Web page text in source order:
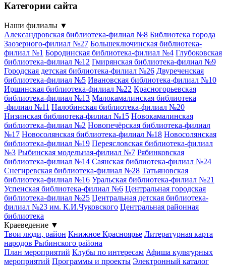
Категории сайта
Наши филиалы ▼
Александровская библиотека-филиал №8 Библиотека города
Заозерного-филиал №27 Большеключинская библиотека-
филиал №1 Бородинская библиотека-филиал №4 Глубоковская
библиотека-филиал №12 Гмирянская библиотека-филиал №9
Городская детская библиотека-филиал №26 Двуреченская
библиотека-филиал №5 Ивановская библиотека-филиал №10
Иршинская библиотека-филиал №22 Красногорьевская
библиотека-филиал №13 Малокамалинская библиотека
-филиал №11 Налобинская библиотека-филиал №20
Низинская библиотека-филиал №15 Новокамалинская
библиотека-филиал №2 Новопечёрская библиотека-филиал
№17 Новосолянская библиотека-филиал №18 Новосолянская
библиотека-филиал №19 Переясловская библиотека-филиал
№3 Рыбинская модельная-филиал №7 Рябинковская
библиотека-филиал №14 Саянская библиотека-филиал №24
Снегиревская библиотека-филиал №28 Татьяновская
библиотека-филиал №16 Уральская библиотека-филиал №21
Успенская библиотека-филиал №6 Центральная городская
библиотека-филиал №25 Центральная детская библиотека-
филиал №23 им. К.И.Чуковского Центральная районная
библиотека
Краеведение ▼
Твои люди, район Книжное Красноярье Литературная карта
народов Рыбинского района
План мероприятий Клубы по интересам Афиша культурных
мероприятий Программы и проекты Электронный каталог